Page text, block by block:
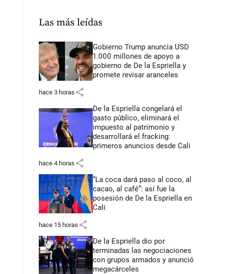
Las más leídas
Gobierno Trump anuncia USD
1.000 millones de apoyo a
gobierno de De la Espriella y
promete revisar aranceles
hace 3 horas share
De la Espriella congelará el
gasto público, eliminará el
impuesto al patrimonio y
desarrollará el fracking:
primeros anuncios desde Cali
hace 4 horas share
“La coca dará paso al coco, al
cacao, al café”: así fue la
posesión de De la Espriella en
Cali
hace 15 horas share
De la Espriella dio por
terminadas las negociaciones
con grupos armados y anunció
megacárceles